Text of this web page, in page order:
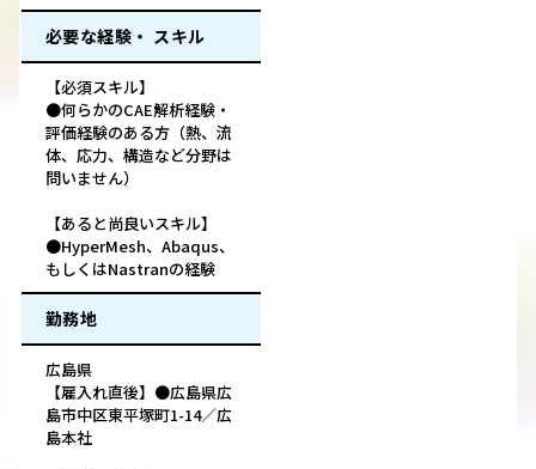
必要な経験・ スキル
【必須スキル】
●何らかのCAE解析経験・
評価経験のある方（熱、流
体、応力、構造など分野は
問いません）
【あると尚良いスキル】
●HyperMesh、Abaqus、
もしくはNastranの経験
勤務地
広島県
【雇入れ直後】●広島県広
島市中区東平塚町1-14／広
島本社